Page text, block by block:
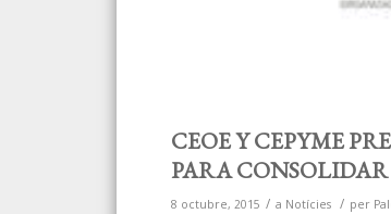
CEOE Y CEPYME
PARA
8 octubre, 2015 / a Notícies / per